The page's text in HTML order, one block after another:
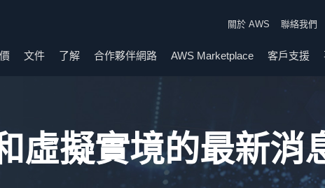
關於 AWS 聯絡我們
文件 了解 合作夥伴網路 AWS Marketplace 客戶支援
虛擬實境的最新消